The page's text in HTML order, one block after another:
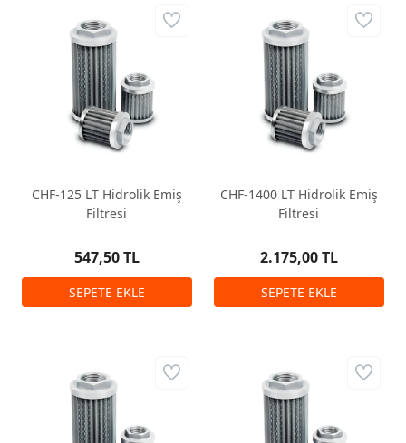
CHF-125 LT Hidrolik Emiş
Filtresi
547,50 TL
CHF-1400 LT Hidrolik Emiş
Filtresi
2.175,00 TL